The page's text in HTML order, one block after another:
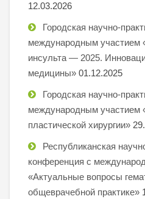
12.03.2026
Городская научно-
международным участием
инсульта — 2025.
медицины» 01.12.2025
Городская научно-
международным участием
пластической хирургии»
Республиканская
конференция с
«Актуальные вопросы
общеврачебной практике»